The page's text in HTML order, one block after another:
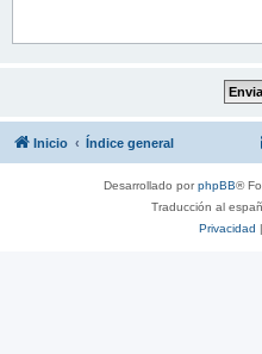
Inicio Índice general
Desarrollado porphpBB®
Traducción al
Privacidad |